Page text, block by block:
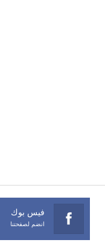
فيس بوك
انضم لصفحتنا